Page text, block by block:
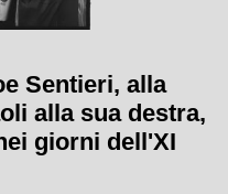
Sentieri, alla
alla sua destra,
giorni dell'XI